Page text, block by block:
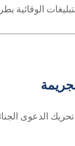
الوقائية
الدعوى